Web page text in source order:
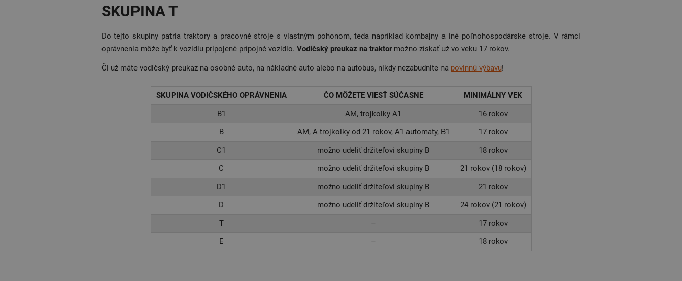
SKUPINA T
Do tejto skupiny patria traktory a pracovné stroje s vlastným pohonom, teda napríklad kombajny a iné poľnohospodárske stroje. V rámci
oprávnenia môže byť k vozidlu pripojené prípojné vozidlo. Vodičský preukaz na traktormožno získať už vo veku 17 rokov.
Či už máte vodičský preukaz na osobné auto, na nákladné auto alebo na autobus, nikdy nezabudnite na povinnú výbavu!
SKUPINA VODIČSKÉHO OPRÁVNENIA ČO MÔŽETE VIESŤ SÚČASNE
MINIMÁLNY VEK
B1
AM, trojkolky A1
16 rokov
B
AM, A trojkolky od 21 rokov, A1 automaty, B1
17 rokov
C1
možno udeliť držiteľovi skupiny B
18 rokov
C
možno udeliť držiteľovi skupiny B
21 rokov (18 rokov)
D1
možno udeliť držiteľovi skupiny B
21 rokov
D
možno udeliť držiteľovi skupiny B
24 rokov (21 rokov)
T
–
17 rokov
E
– 18 rokov